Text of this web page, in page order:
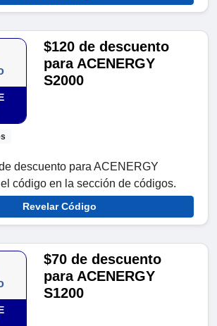
$120 de descuento
para ACENERGY
S2000
descuento para ACENERGY
código en la sección de códigos.
Revelar Código
$70 de descuento
para ACENERGY
S1200